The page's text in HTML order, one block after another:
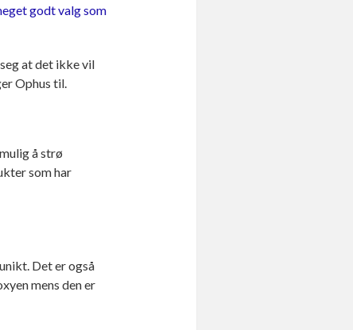
godt valg som
at det ikke vil
Ophus til.
å strø
som har
Det er også
mens den er